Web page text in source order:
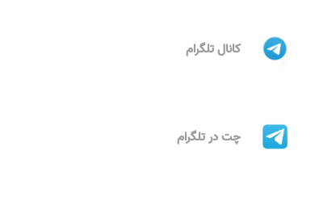
کانال تلگرام
چت در تلگرام